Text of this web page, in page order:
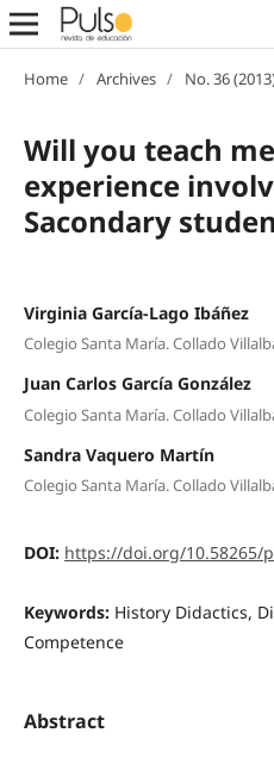
Home / Archives / No. 36
Will you teach
experience
Sacondary
Virginia García-Lago Ibáñez
Colegio Santa María. Collado
Juan Carlos García González
Colegio Santa María. Collado
Sandra Vaquero Martín
Colegio Santa María. Collado
DOI: https://doi.org/10.58265/
Keywords: History Didactics,
Competence
Abstract